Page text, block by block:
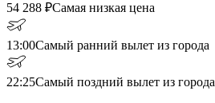
54 288 ₽Самая низкая цена
13:00Самый ранний вылет из города
22:25Самый поздний вылет из города